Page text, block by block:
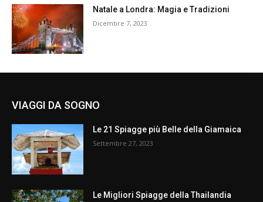
Natale a Londra: Magia e Tradizioni
Dicembre 7, 2023
VIAGGI DA SOGNO
Le 21 Spiagge più Belle della Giamaica
Settembre 27, 2023
Le Migliori Spiagge della Thailandia